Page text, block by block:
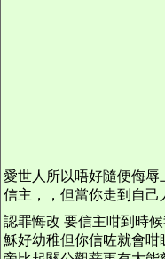
愛世人所以唔好隨便侮辱
信主，，但當你走到自
認罪悔改 要信主咁到時
穌好幼稚但你信咗就會咁